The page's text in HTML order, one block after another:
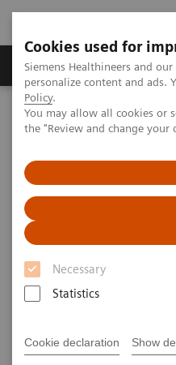
Cookies used for
Siemens Healthineers and
personalize content and
Policy.
You may allow all cookies or
the "Review and change
Necessary
Statistics
Cookie declaration Show
Produits & services
Home Newsletter
Newsletter
Restez informés!
Choisissez les thèmes
informerons sur nos
innovations ainsi que les